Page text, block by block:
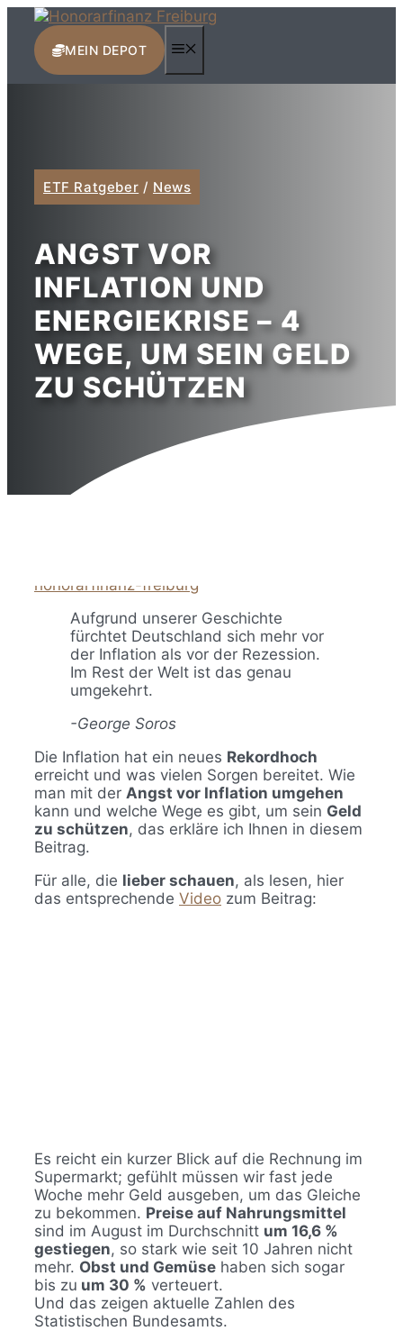
Zum
Inhalt
springenMEIN DEPOT
ETF Ratgeber / News
ANGST VOR
INFLATION UND
ENERGIEKRISE – 4
WEGE, UM SEIN GELD
ZU SCHÜTZEN
honorarfinanz-freiburg
Aufgrund unserer Geschichte
fürchtet Deutschland sich mehr vor
der Inflation als vor der Rezession.
Im Rest der Welt ist das genau
umgekehrt.
-George Soros
Die Inflation hat ein neues Rekordhoch
erreicht und was vielen Sorgen bereitet. Wie
man mit der Angst vor Inflation umgehen
kann und welche Wege es gibt, um sein Geld
zu schützen, das erkläre ich Ihnen in diesem
Beitrag.
Für alle, die lieber schauen, als lesen, hier
das entsprechende Video zum Beitrag:
Es reicht ein kurzer Blick auf die Rechnung im
Supermarkt; gefühlt müssen wir fast jede
Woche mehr Geld ausgeben, um das Gleiche
zu bekommen. Preise auf Nahrungsmittel
sind im August im Durchschnitt um 16,6 %
gestiegen, so stark wie seit 10 Jahren nicht
mehr. Obst und Gemüse haben sich sogar
bis zu um 30 % verteuert.
Und das zeigen aktuelle Zahlen des
Statistischen Bundesamts.